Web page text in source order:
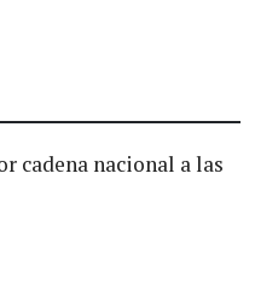
cadena nacional a las